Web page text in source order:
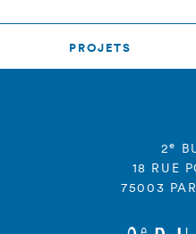
PROJETS
2e
18 RUE
75003